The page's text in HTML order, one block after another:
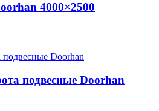
4000×2500
подвесные Doorhan